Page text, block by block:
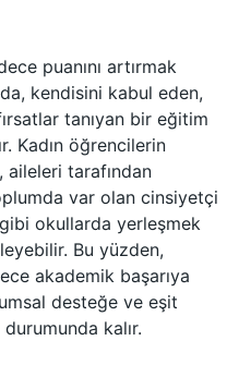
puanını artırmak
kendisini kabul eden,
tanıyan bir eğitim
Kadın öğrencilerin
tarafından
var olan cinsiyetçi
okullarda yerleşmek
Bu yüzden,
akademik başarıya
desteğe ve eşit
kalır.